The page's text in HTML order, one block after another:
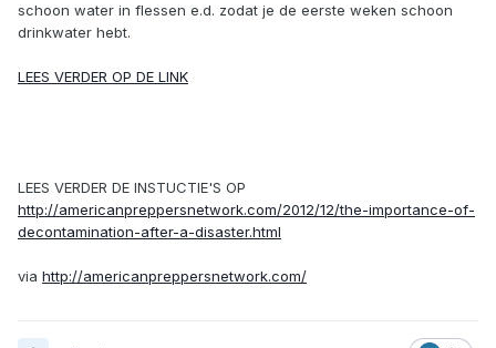
schoon water in flessen e.d. zodat je de eerste weken schoon
drinkwater hebt.
LEES VERDER OP DE LINK
LEES VERDER DE INSTUCTIE'S OP
http://americanpreppersnetwork.com/2012/12/the-importance-of-
decontamination-after-a-disaster.html
via http://americanpreppersnetwork.com/